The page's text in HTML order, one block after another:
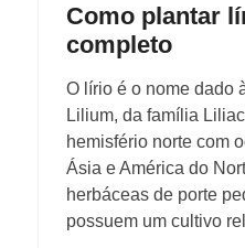
Como plantar
completo
O lírio é o nome dado
Lilium, da família
hemisfério norte com
Ásia e América do
herbáceas de porte
possuem um cultivo